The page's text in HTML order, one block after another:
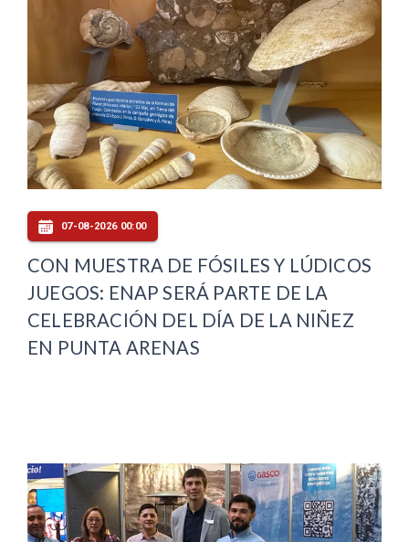
07-08-2026 00:00
CON MUESTRA DE FÓSILES Y LÚDICOS
JUEGOS: ENAP SERÁ PARTE DE LA
CELEBRACIÓN DEL DÍA DE LA NIÑEZ
EN PUNTA ARENAS